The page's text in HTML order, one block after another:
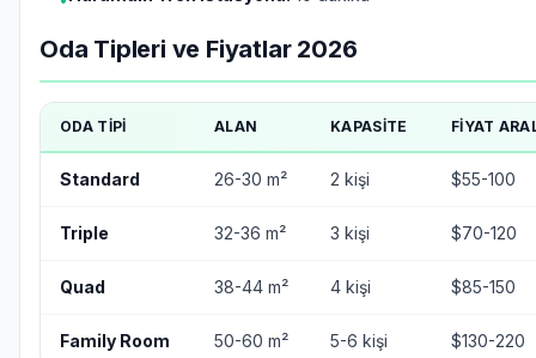
Oda Tipleri ve Fiyatlar 2026
ODA TIPI ALAN KAPASITE FIYAT
Standard 26-30 m² 2 kişi $55-100
Triple 32-36 m² 3 kişi $70-120
Quad 38-44 m² 4 kişi $85-150
Family Room 50-60 m² 5-6 kişi $130-220